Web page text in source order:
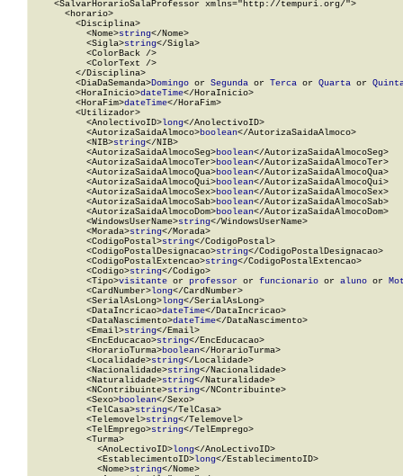
    <SalvarHorarioSalaProfessor xmlns="http://tempuri.org/">
      <horario>
        <Disciplina>
          <Nome>
string</Nome>
          <Sigla>
string</Sigla>
          <ColorBack />
          <ColorText />
        </Disciplina>
        <DiaDaSemanda>
Domingo or Segunda or Terca or Quarta or
        <HoraInicio>
dateTime</HoraInicio>
        <HoraFim>
dateTime</HoraFim>
        <Utilizador>
          <AnolectivoID>
long</AnolectivoID>
          <AutorizaSaidaAlmoco>
boolean</AutorizaSaidaAlmoco>
          <NIB>
string</NIB>
          <AutorizaSaidaAlmocoSeg>
boolean</AutorizaSaidaAlmocoSeg>
          <AutorizaSaidaAlmocoTer>
boolean</AutorizaSaidaAlmocoTer>
          <AutorizaSaidaAlmocoQua>
boolean</AutorizaSaidaAlmocoQua>
          <AutorizaSaidaAlmocoQui>
boolean</AutorizaSaidaAlmocoQui>
          <AutorizaSaidaAlmocoSex>
boolean</AutorizaSaidaAlmocoSex>
          <AutorizaSaidaAlmocoSab>
boolean</AutorizaSaidaAlmocoSab>
          <AutorizaSaidaAlmocoDom>
boolean</AutorizaSaidaAlmocoDom>
          <WindowsUserName>
string</WindowsUserName>
          <Morada>
string</Morada>
          <CodigoPostal>
string</CodigoPostal>
          <CodigoPostalDesignacao>
string</CodigoPostalDesignacao>
          <CodigoPostalExtencao>
string</CodigoPostalExtencao>
          <Codigo>
string</Codigo>
          <Tipo>
visitante or professor or funcionario or aluno or
          <CardNumber>
long</CardNumber>
          <SerialAsLong>
long</SerialAsLong>
          <DataIncricao>
dateTime</DataIncricao>
          <DataNascimento>
dateTime</DataNascimento>
          <Email>
string</Email>
          <EncEducacao>
string</EncEducacao>
          <HorarioTurma>
boolean</HorarioTurma>
          <Localidade>
string</Localidade>
          <Nacionalidade>
string</Nacionalidade>
          <Naturalidade>
string</Naturalidade>
          <NContribuinte>
string</NContribuinte>
          <Sexo>
boolean</Sexo>
          <TelCasa>
string</TelCasa>
          <Telemovel>
string</Telemovel>
          <TelEmprego>
string</TelEmprego>
          <Turma>
            <AnoLectivoID>
long</AnoLectivoID>
            <EstablecimentoID>
long</EstablecimentoID>
            <Nome>
string</Nome>